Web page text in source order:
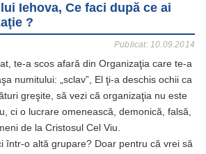
Iehova, Ce faci după ce ai
?
Publicat: 10.09.2014
te-a scos afară din Organizaţia care te-a
numitului: „sclav”, El ţi-a deschis ochii ca
greşite, să vezi că organizaţia nu este
ci o lucrare omenească, demonică, falsă,
de la Cristosul Cel Viu.
într-o altă grupare? Doar pentru că vrei să